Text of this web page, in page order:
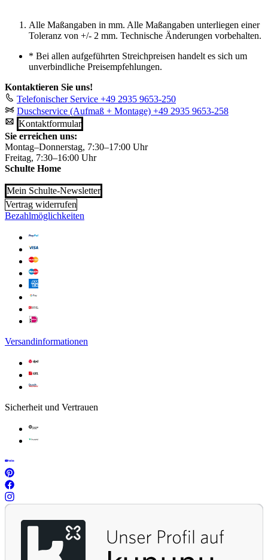
Alle Maßangaben in mm. Alle Maßangaben unterliegen einer
Toleranz von +/- 2 mm. Technische Änderungen vorbehalten.
* Bei allen aufgeführten Streichpreisen handelt es sich um
unverbindliche Preisempfehlungen.
Kontaktieren Sie uns!
Telefonischer Service +49 2935 9653-250
Duschservice (Aufmaß + Montage) +49 2935 9653-258
Kontaktformular
Sie erreichen uns:
Montag–Donnerstag, 7:30–17:00 Uhr
Freitag, 7:30–16:00 Uhr
Schulte Home
Mein Schulte-Newsletter
Vertrag widerrufen
Bezahlmöglichkeiten
Versandinformationen
Sicherheit und Vertrauen